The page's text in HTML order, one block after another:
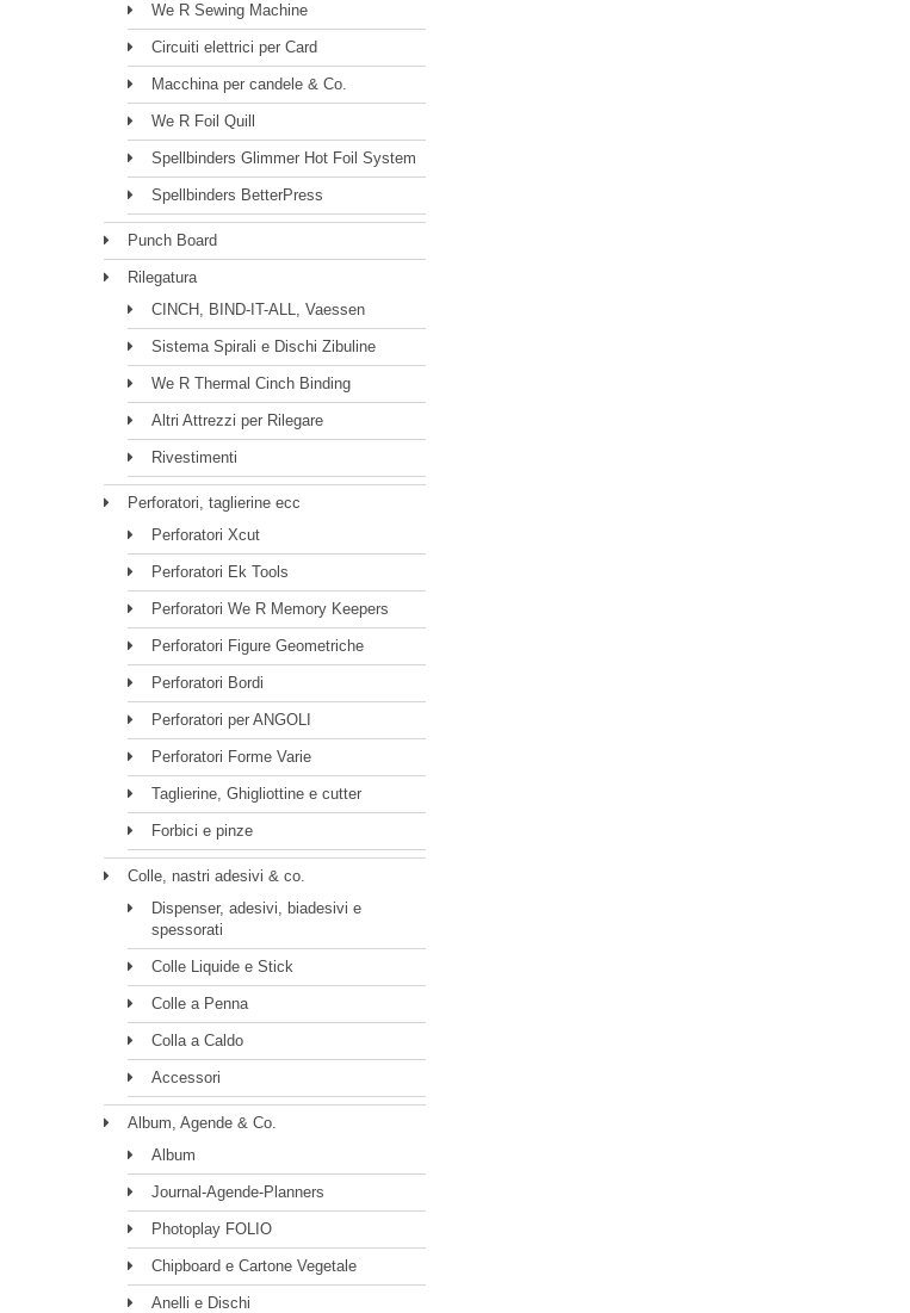
We R Sewing Machine
Circuiti elettrici per Card
Macchina per candele & Co.
We R Foil Quill
Spellbinders Glimmer Hot Foil System
Spellbinders BetterPress
Punch Board
Rilegatura
CINCH, BIND-IT-ALL, Vaessen
Sistema Spirali e Dischi Zibuline
We R Thermal Cinch Binding
Altri Attrezzi per Rilegare
Rivestimenti
Perforatori, taglierine ecc
Perforatori Xcut
Perforatori Ek Tools
Perforatori We R Memory Keepers
Perforatori Figure Geometriche
Perforatori Bordi
Perforatori per ANGOLI
Perforatori Forme Varie
Taglierine, Ghigliottine e cutter
Forbici e pinze
Colle, nastri adesivi & co.
Dispenser, adesivi, biadesivi e
spessorati
Colle Liquide e Stick
Colle a Penna
Colla a Caldo
Accessori
Album, Agende & Co.
Album
Journal-Agende-Planners
Photoplay FOLIO
Chipboard e Cartone Vegetale
Anelli e Dischi